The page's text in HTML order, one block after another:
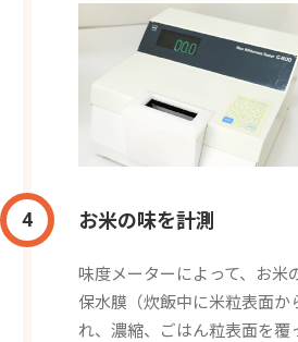
4 お米の味を計測
味度メーターによって、お米
保水膜（炊飯中に米粒表面か
れ、濃縮、ごはん粒表面を覆